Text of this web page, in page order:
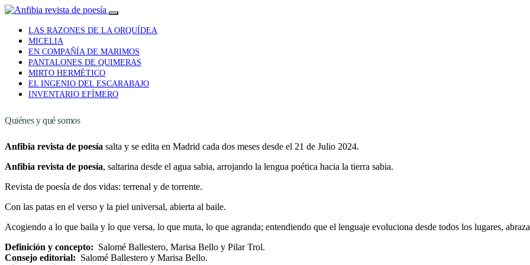
LAS RAZONES DE LA ORQUÍDEA
MICELIA
EN COMPAÑÍA DE MARIMOS
PANTALONES DE QUIMERAS
MIRTO HERMÉTICO
EL INGENIO DEL ESCARABAJO
INVENTARIO EFÍMERO
Quiénes y qué somos
Anfibia revista de poesía salta y se edita en Madrid cada dos meses desde el 21 de Julio 2024.
Anfibia revista de poesía, saltarina desde el agua sabia, arrojando la lengua poética hacia la tierra sabia.
Revista de poesía de dos vidas: terrenal y de torrente.
Con las patas en el verso y la piel universal, abierta al baile.
Acogiendo a lo que baila y lo que versa, lo que muta, lo que agranda; entendiendo que el lenguaje evoluciona desde todos los lugares,
Definición y concepto: Salomé Ballestero, Marisa Bello y Pilar Trol.
Consejo editorial: Salomé Ballestero y Marisa Bello.